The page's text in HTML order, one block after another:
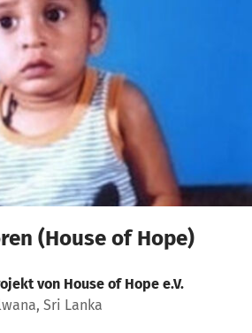
anzeigen
(House of Hope)
von House of Hope e.V.
Sri Lanka